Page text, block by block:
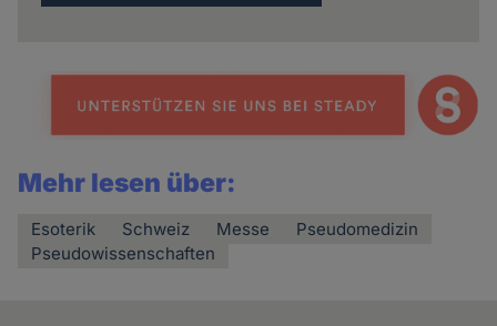
Mehr lesen über:
Esoterik Schweiz Messe
Pseudomedizin
Pseudowissenschaften